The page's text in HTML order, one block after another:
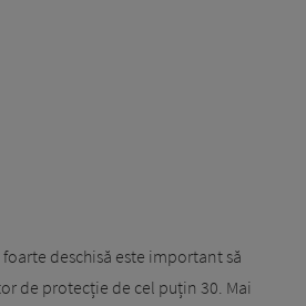
deschisă este important să
de protecție de cel puțin 30. Mai